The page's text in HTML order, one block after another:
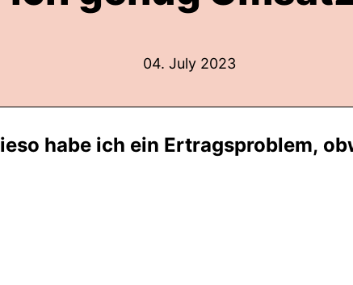
04. July 2023